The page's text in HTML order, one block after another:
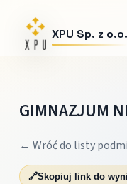
XPU Sp. z o.o.
GIMNAZJUM
← Wróć do listy
🔗Skopiuj link do